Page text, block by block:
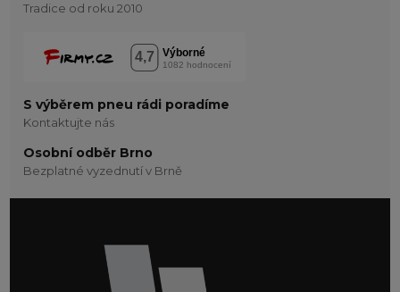
Tradice od roku 2010
S výběrem pneu rádi poradíme
Kontaktujte nás
Osobní odběr Brno
Bezplatné vyzednutí v Brně